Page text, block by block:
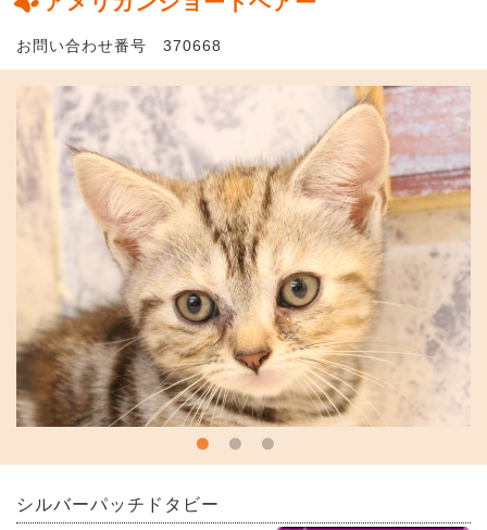
お問い合わせ番号 370668
シルバーパッチドタビー